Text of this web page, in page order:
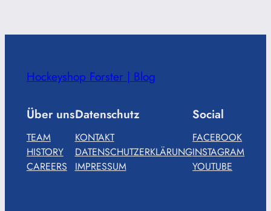
Hockeyshop Forster | Blog
Über uns
TEAM
HISTORY
CAREERS
Datenschutz
KONTAKT
DATENSCHUTZERKLÄRUNG
IMPRESSUM
Social
FACEBOOK
INSTAGRAM
YOUTUBE